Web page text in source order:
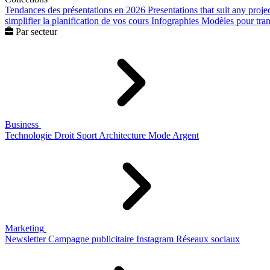
Tendances des présentations en 2026 Presentations that suit any
simplifier la planification de vos cours Infographies Modèles pour
Par secteur
Business
Technologie Droit Sport Architecture Mode Argent
Marketing
Newsletter Campagne publicitaire Instagram Réseaux sociaux